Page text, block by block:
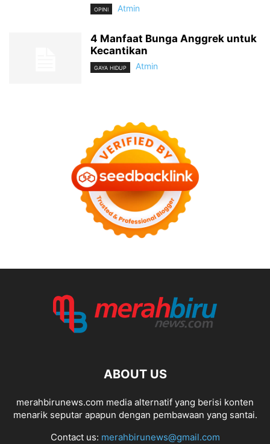
OPINI Atmin
4 Manfaat Bunga Anggrek untuk
Kecantikan
GAYA HIDUP Atmin
ABOUT US
merahbirunews.com media alternatif yang berisi konten
menarik seputar apapun dengan pembawaan yang santai.
Contact us: merahbirunews@gmail.com